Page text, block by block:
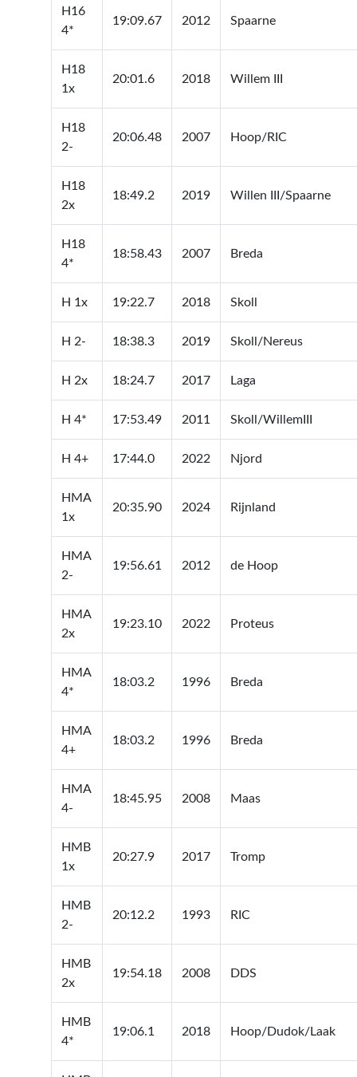
H16
4*
19:09.67 2012 Spaarne
H18
1x
20:01.6 2018 Willem III
H18
2-
20:06.48 2007 Hoop/RIC
H18
2x
18:49.2 2019 Willen III/Spaarne
H18
4*
18:58.43 2007 Breda
H 1x 19:22.7 2018 Skoll
H 2- 18:38.3 2019 Skoll/Nereus
H 2x 18:24.7 2017 Laga
H 4* 17:53.49 2011 Skoll/WillemIII
H 4+ 17:44.0 2022 Njord
HMA
1x
20:35.90 2024 Rijnland
HMA
2-
19:56.61 2012 de Hoop
HMA
2x
19:23.10 2022 Proteus
HMA
4*
18:03.2 1996 Breda
HMA
4+
18:03.2 1996 Breda
HMA
4-
18:45.95 2008 Maas
HMB
1x
20:27.9 2017 Tromp
HMB
2-
20:12.2 1993 RIC
HMB
2x
19:54.18 2008 DDS
HMB
4*
19:06.1 2018 Hoop/Dudok/Laak